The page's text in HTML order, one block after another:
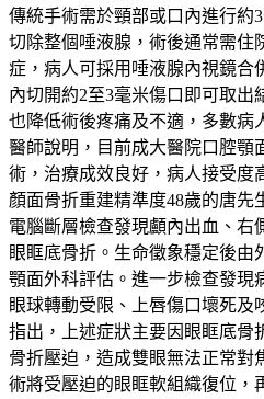
傳統手術需於頸部或口內進行約
切除整個唾液腺，術後通常需住
症，病人可採用唾液腺內視鏡合
內切開約2至3毫米傷口即可取出
也降低術後疼痛及不適，多數病
醫師說明，目前成大醫院口腔顎
術，治療成效良好，病人接受
顏面骨折重建精準度48歲的唐先
電腦斷層檢查發現顱內出血、右
眼眶底骨折。生命徵象穩定後由
顎面外科評估。進一步檢查發現
眼球轉動受限、上唇傷口壞死及
指出，上述症狀主要因眼眶底骨
骨折壓迫，造成雙眼無法正常對
術將受壓迫的眼眶軟組織復位，